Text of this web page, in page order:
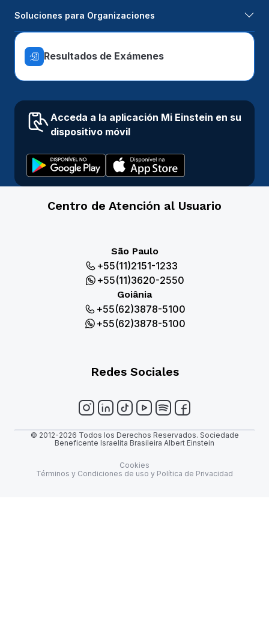
Soluciones para Organizaciones
Resultados de Exámenes
Acceda a la aplicación Mi Einstein en su
dispositivo móvil
Centro de Atención al Usuario
São Paulo
+55(11)2151-1233
+55(11)3620-2550
Goiânia
+55(62)3878-5100
+55(62)3878-5100
Redes Sociales
© 2012-2026 Todos los Derechos Reservados. Sociedade
Beneficente Israelita Brasileira Albert Einstein
Cookies
Términos y Condiciones de uso y Política de Privacidad